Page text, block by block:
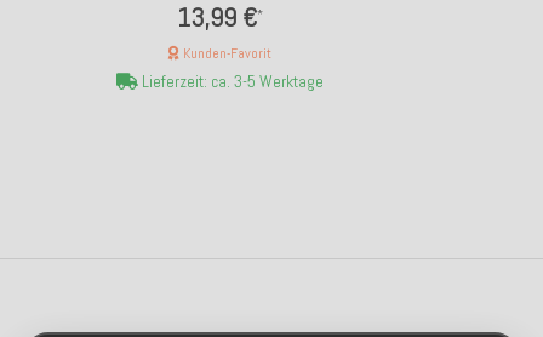
13,99 €*
Kunden-Favorit
Lieferzeit: ca. 3-5 Werktage